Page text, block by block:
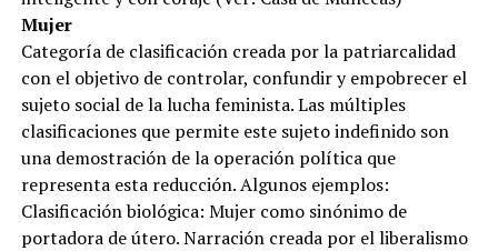
Mujer
Categoría de clasificación creada por la patriarcalidad
con el objetivo de controlar, confundir y empobrecer el
sujeto social de la lucha feminista. Las múltiples
clasificaciones que permite este sujeto indefinido son
una demostración de la operación política que
representa esta reducción. Algunos ejemplos:
Clasificación biológica: Mujer como sinónimo de
portadora de útero. Narración creada por el liberalismo